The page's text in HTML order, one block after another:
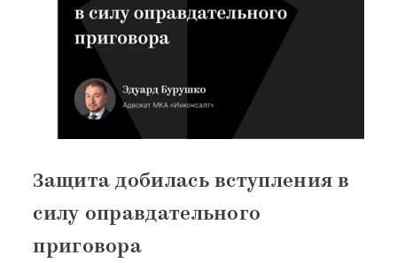
Защита добилась вступления в
силу оправдательного
приговора